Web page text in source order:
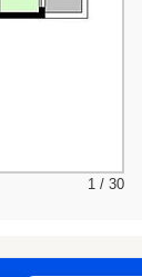
1 / 30